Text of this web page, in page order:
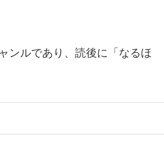
ンルであり、読後に「なるほ